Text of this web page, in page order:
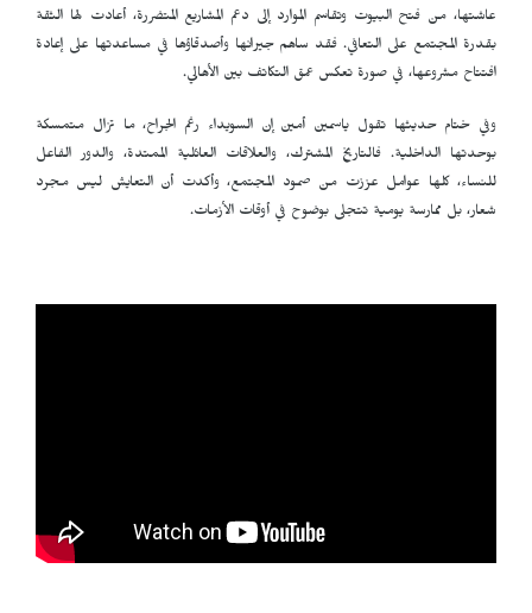
عاشتها، من فتح البيوت وتقاسم الموارد إلى دعم المشاريع المتضررة، أعادت لها الثقة
بقدرة المجتمع على التعافي. فقد ساهم جيرانها وأصدقاؤها في مساعدتها على إعادة
افتتاح مشروعها، في صورة تعكس عمق التكاتف بين الأهالي.
وفي ختام حديثها تقول ياسمين أمين إن السويداء رغم الجراح، ما تزال متمسكة
بوحدتها الداخلية. فالتاريخ المشترك، والعلاقات العائلية الممتدة، والدور الفاعل
للنساء، كلها عوامل عززت من صمود المجتمع، وأكدت أن التعايش ليس مجرد
شعار، بل ممارسة يومية تتجلى بوضوح في أوقات الأزمات.